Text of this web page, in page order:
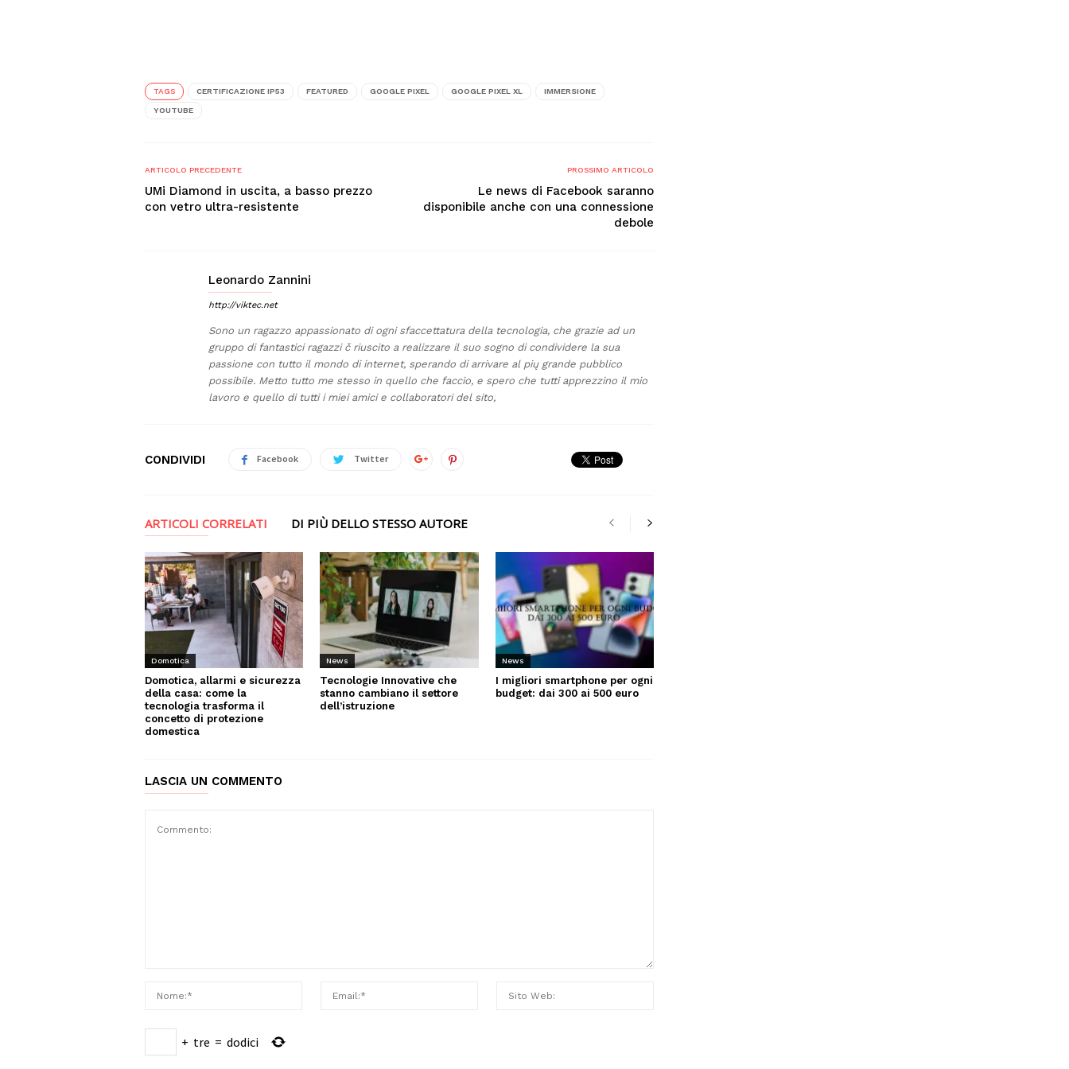
TAGS CERTIFICAZIONE IP53 FEATURED GOOGLE PIXEL GOOGLE PIXEL XL IMMERSIONE
YOUTUBE
ARTICOLO PRECEDENTE
UMi Diamond in uscita, a basso prezzo
con vetro ultra-resistente
PROSSIMO ARTICOLO
Le news di Facebook saranno
disponibile anche con una connessione
debole
Leonardo Zannini
http://viktec.net
Sono un ragazzo appassionato di ogni sfaccettatura della tecnologia, che grazie ad un
gruppo di fantastici ragazzi č riuscito a realizzare il suo sogno di condividere la sua
passione con tutto il mondo di internet, sperando di arrivare al pių grande pubblico
possibile. Metto tutto me stesso in quello che faccio, e spero che tutti apprezzino il mio
lavoro e quello di tutti i miei amici e collaboratori del sito,
CONDIVIDI Facebook Twitter
ARTICOLI CORRELATI DI PIÙ DELLO STESSO AUTORE
Domotica
Domotica, allarmi e sicurezza
della casa: come la
tecnologia trasforma il
concetto di protezione
domestica
News
Tecnologie Innovative che
stanno cambiano il settore
dell’istruzione
News
I migliori smartphone per ogni
budget: dai 300 ai 500 euro
LASCIA UN COMMENTO
+ tre = dodici